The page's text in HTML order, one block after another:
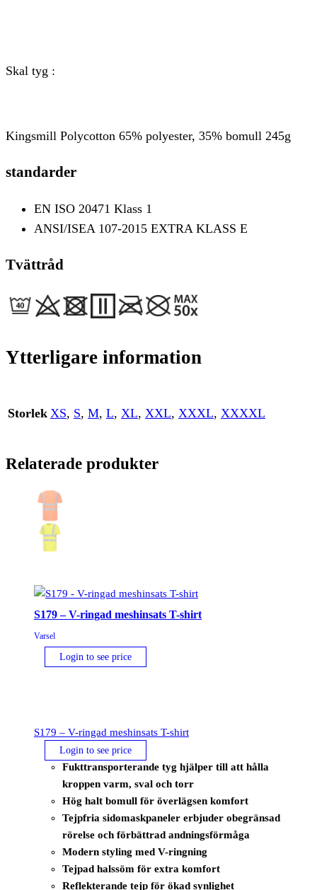
Skal tyg :
Kingsmill Polycotton 65% polyester, 35% bomull 245g
standarder
EN ISO 20471 Klass 1
ANSI/ISEA 107-2015 EXTRA KLASS E
Tvättråd
Ytterligare information
Storlek XS, S, M, L, XL, XXL, XXXL, XXXXL
Relaterade produkter
S179 – V-ringad meshinsats T-shirt
Varsel
Login to see price
S179 – V-ringad meshinsats T-shirt
Login to see price
Fukttransporterande tyg hjälper till att hålla
kroppen varm, sval och torr
Hög halt bomull för överlägsen komfort
Tejpfria sidomaskpaneler erbjuder obegränsad
rörelse och förbättrad andningsförmåga
Modern styling med V-ringning
Tejpad halssöm för extra komfort
Reflekterande tejp för ökad synlighet